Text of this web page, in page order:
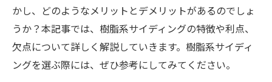
かし、どのようなメリットとデメリットがあるのでしょ
うか？本記事では、樹脂系サイディングの特徴や利点、
欠点について詳しく解説していきます。樹脂系サイディ
ングを選ぶ際には、ぜひ参考にしてみてください。